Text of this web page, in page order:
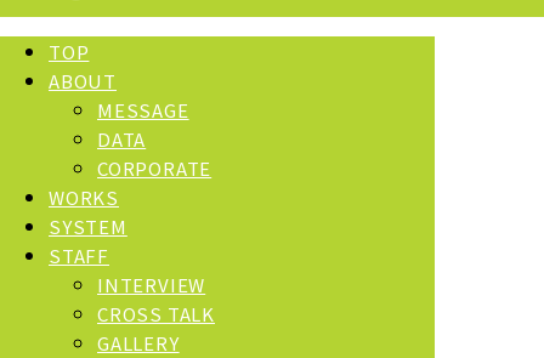
TOP
ABOUT
MESSAGE
DATA
CORPORATE
WORKS
SYSTEM
STAFF
INTERVIEW
CROSS TALK
GALLERY